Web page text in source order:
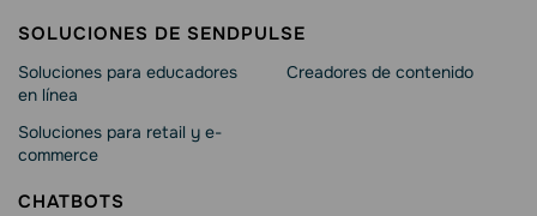
SOLUCIONES DE SENDPULSE
Soluciones para educadores
en línea
Soluciones para retail y e-
commerce
Creadores de contenido
CHATBOTS